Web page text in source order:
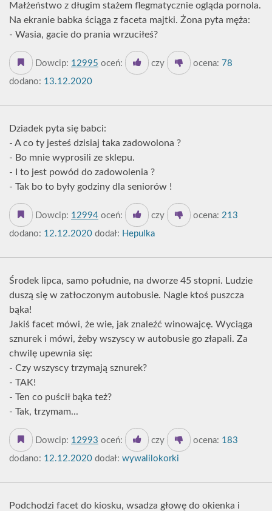
Małżeństwo z długim stażem flegmatycznie ogląda pornola.
Na ekranie babka ściąga z faceta majtki. Żona pyta męża:
- Wasia, gacie do prania wrzuciłeś?
Dowcip: 12995 oceń: czy ocena: 78
dodano: 13.12.2020
Dziadek pyta się babci:
- A co ty jesteś dzisiaj taka zadowolona ?
- Bo mnie wyprosili ze sklepu.
- I to jest powód do zadowolenia ?
- Tak bo to były godziny dla seniorów !
Dowcip: 12994 oceń: czy ocena: 213
dodano: 12.12.2020 dodał: Hepulka
Środek lipca, samo południe, na dworze 45 stopni. Ludzie
duszą się w zatłoczonym autobusie. Nagle ktoś puszcza
bąka!
Jakiś facet mówi, że wie, jak znaleźć winowajcę. Wyciąga
sznurek i mówi, żeby wszyscy w autobusie go złapali. Za
chwilę upewnia się:
- Czy wszyscy trzymają sznurek?
- TAK!
- Ten co puścił bąka też?
- Tak, trzymam...
Dowcip: 12993 oceń: czy ocena: 183
dodano: 12.12.2020 dodał: wywalilokorki
Podchodzi facet do kiosku, wsadza głowę do okienka i